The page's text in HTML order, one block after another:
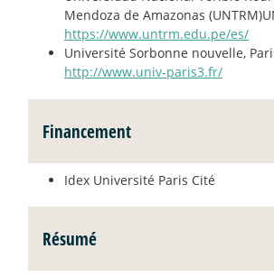
Mendoza de Amazonas
https://www.untrm.edu.pe/es/
Université Sorbonne nouvelle,
http://www.univ-paris3.fr/
Financement
Idex Université Paris Cité
Résumé